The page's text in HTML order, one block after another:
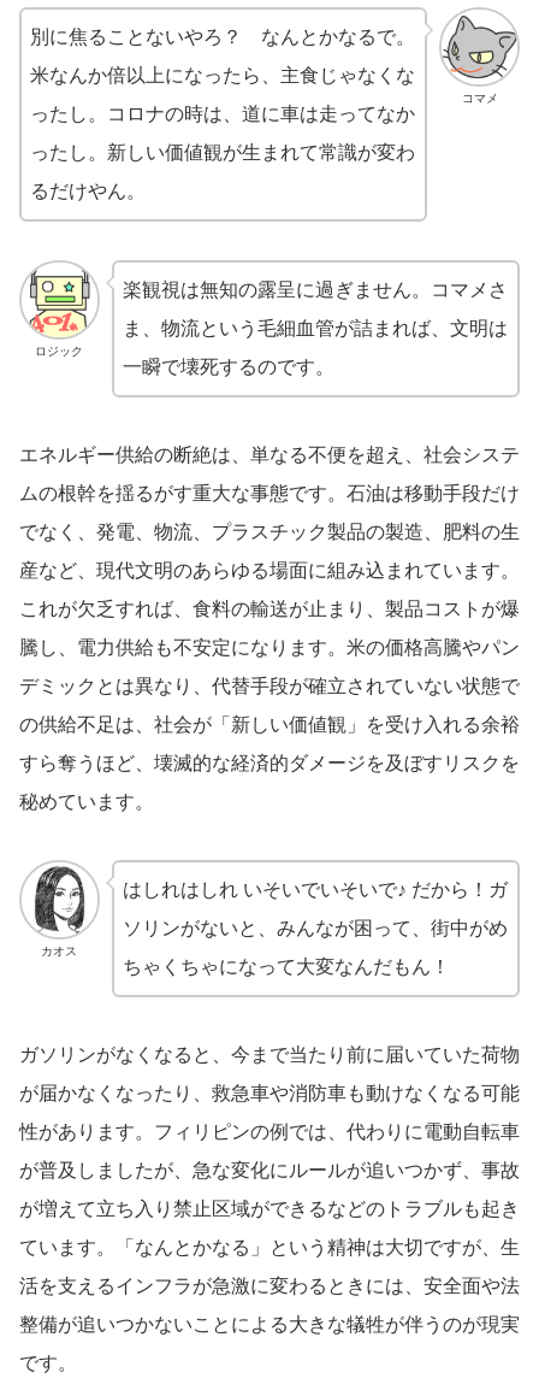
コマメ
別に焦ることないやろ？ なんとかなるで。
米なんか倍以上になったら、主食じゃなくな
ったし。コロナの時は、道に車は走ってなか
ったし。新しい価値観が生まれて常識が変わ
るだけやん。
ロジック
楽観視は無知の露呈に過ぎません。コマメさ
ま、物流という毛細血管が詰まれば、文明は
一瞬で壊死するのです。
エネルギー供給の断絶は、単なる不便を超え、社会システ
ムの根幹を揺るがす重大な事態です。石油は移動手段だけ
でなく、発電、物流、プラスチック製品の製造、肥料の生
産など、現代文明のあらゆる場面に組み込まれています。
これが欠乏すれば、食料の輸送が止まり、製品コストが爆
騰し、電力供給も不安定になります。米の価格高騰やパン
デミックとは異なり、代替手段が確立されていない状態で
の供給不足は、社会が「新しい価値観」を受け入れる余裕
すら奪うほど、壊滅的な経済的ダメージを及ぼすリスクを
秘めています。
カオス
はしれはしれ いそいでいそいで♪ だから！ガ
ソリンがないと、みんなが困って、街中がめ
ちゃくちゃになって大変なんだもん！
ガソリンがなくなると、今まで当たり前に届いていた荷物
が届かなくなったり、救急車や消防車も動けなくなる可能
性があります。フィリピンの例では、代わりに電動自転車
が普及しましたが、急な変化にルールが追いつかず、事故
が増えて立ち入り禁止区域ができるなどのトラブルも起き
ています。「なんとかなる」という精神は大切ですが、生
活を支えるインフラが急激に変わるときには、安全面や法
整備が追いつかないことによる大きな犠牲が伴うのが現実
です。